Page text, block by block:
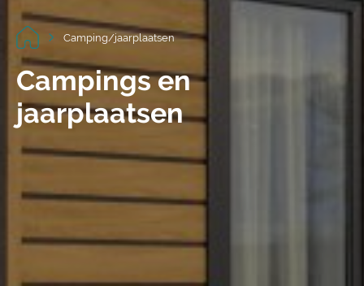
Camping/jaarplaatsen
Campings en
jaarplaatsen